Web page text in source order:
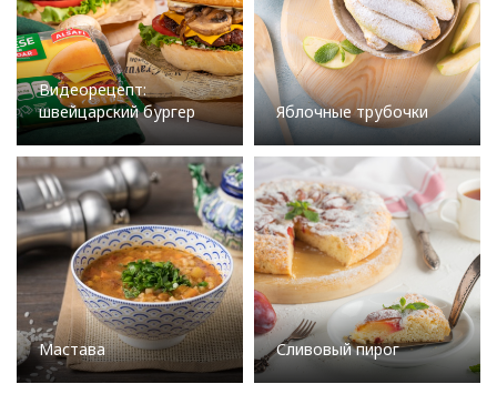
Видеорецепт:
швейцарский бургер
Яблочные трубочки
Мастава Сливовый пирог